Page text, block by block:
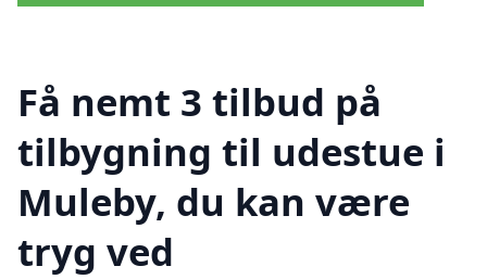
Få nemt 3 tilbud på
tilbygning til udestue i
Muleby, du kan være
tryg ved